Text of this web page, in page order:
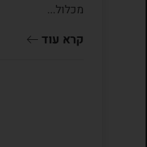
מכלול...
קרא עוד